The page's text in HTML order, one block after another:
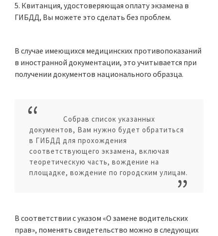
Квитанция, удостоверяющая оплату экзамена в
ГИБДД, Вы можете это сделать без проблем.
В случае имеющихся медицинских противопоказаний
в иностранной документации, это учитывается при
получении документов национального образца.
Собрав список указанных
документов, Вам нужно будет обратиться
в ГИБДД для прохождения
соответствующего экзамена, включая
теоретическую часть, вождение на
площадке, вождение по городским улицам.
В соответствии с указом «О замене водительских
прав», поменять свидетельство можно в следующих